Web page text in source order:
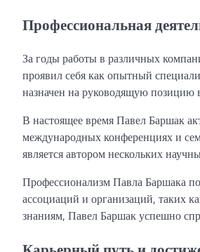
Профессиональная
За годы работы в различных
проявил себя как опытный
назначен на руководящую позицию
В настоящее время Павел Баршак
международных конференциях и
является автором нескольких
Профессионализм Павла Баршака
ассоциаций и организаций, таких
знаниям, Павел Баршак успешно